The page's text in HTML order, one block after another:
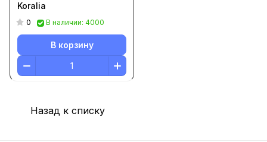
Koralia
0 В наличии: 4000
В корзину
Назад к списку